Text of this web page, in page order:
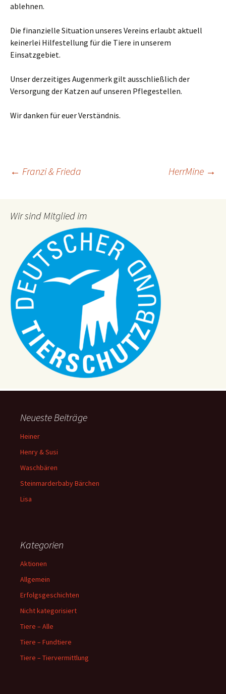
ablehnen.
Die finanzielle Situation unseres Vereins erlaubt aktuell
keinerlei Hilfestellung für die Tiere in unserem
Einsatzgebiet.
Unser derzeitiges Augenmerk gilt ausschließlich der
Versorgung der Katzen auf unseren Pflegestellen.
Wir danken für euer Verständnis.
Beitragsnavigation
← Franzi & Frieda HerrMine →
Wir sind Mitglied im
Neueste Beiträge
Heiner
Henry & Susi
Waschbären
Steinmarderbaby Bärchen
Lisa
Kategorien
Aktionen
Allgemein
Erfolgsgeschichten
Nicht kategorisiert
Tiere – Alle
Tiere – Fundtiere
Tiere – Tiervermittlung